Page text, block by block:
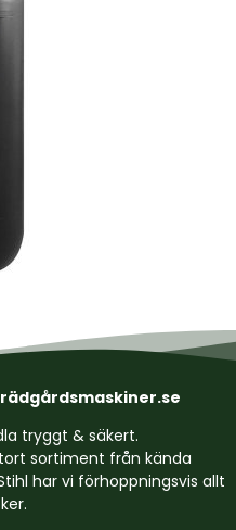
tryggt & säkert.
sortiment från kända
har vi förhoppningsvis allt